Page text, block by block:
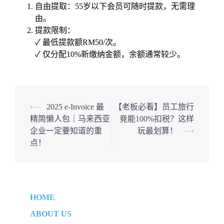
自由提取：55岁以下会员可随时提款，无需理
由。
提款限制：
✓ 最低提款额RM50/次。
✓ 仅分配10%新缴纳金额，余额通常较少。
Post
navigation
⟵
2025 e-Invoice 最
精简懒人包｜马来西亚
企业一定要知道的重
点！
【老板必看】员工旅行
竟能100%扣税？这样
玩最划算！
⟶
HOME
ABOUT US